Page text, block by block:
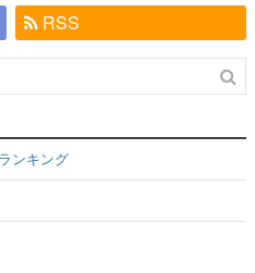
RSS
ンキング